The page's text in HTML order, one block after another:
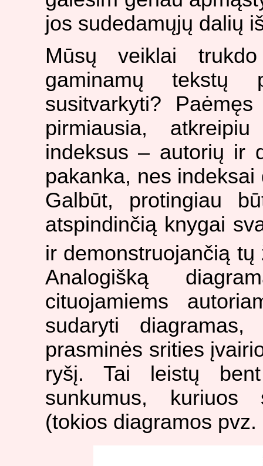
jos sudedamųjų dalių
Mūsų veiklai
gaminamų
susitvarkyti?
pirmiausia,
indeksus – autorių ir
pakanka, nes
Galbūt, protingiau
atspindinčią knygai
ir demonstruojančią
Analogišką
cituojamiems
sudaryti
prasminės srities
ryšį. Tai leistų
sunkumus, kuriuos
(tokios diagramos